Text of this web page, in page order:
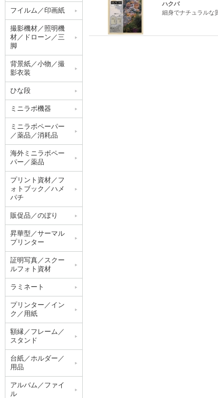
ハクバ
細身でナチュラルな
フイルム／印画紙
撮影機材／照明機
材／ドローン／三
脚
背景紙／小物／撮
影衣装
ひな段
ミニラボ機器
ミニラボペーパー
／薬品／消耗品
海外ミニラボペー
パー／薬品
プリント資材／フ
ォトブック／ハメ
パチ
販促品／のぼり
昇華型／サーマル
プリンター
証明写真／スクー
ルフォト資材
ラミネート
プリンター／イン
ク／用紙
額縁／フレーム／
スタンド
台紙／ホルダー／
用品
アルバム／ファイ
ル